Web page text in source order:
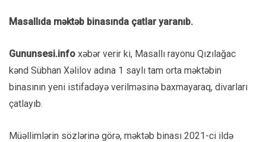
Masallıda məktəb binasında çatlar yaranıb.
Gununsesi.info xəbər verir ki, Masallı rayonu Qızılağac
kənd Sübhan Xəlilov adına 1 saylı tam orta məktəbin
binasının yeni istifadəyə verilməsinə baxmayaraq, divarları
çatlayıb.
Müəllimlərin sözlərinə görə, məktəb binası 2021-ci ildə